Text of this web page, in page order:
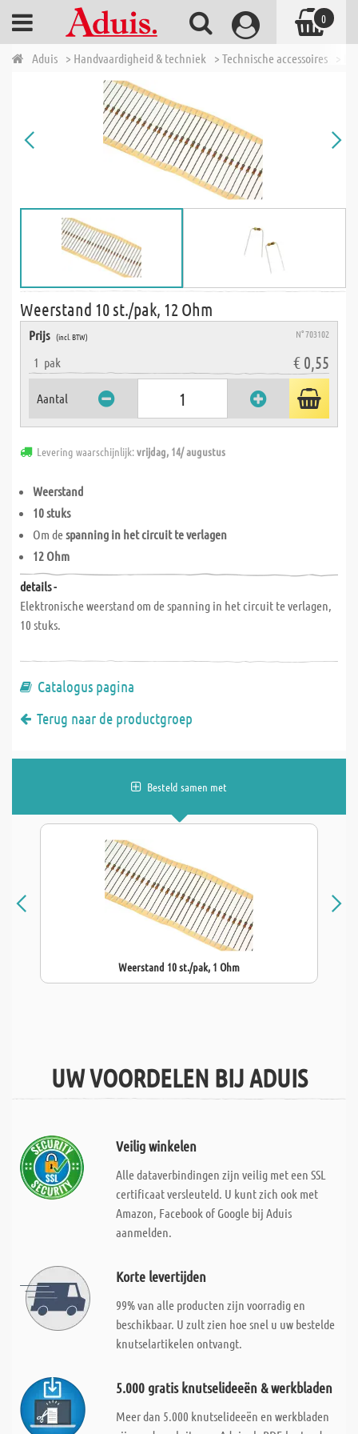
Aduis > Handvaardigheid & techniek > Technische accessoires >
Weerstand 10 st./pak, 12 Ohm
Prijs (incl. BTW) N° 703102
1 pak € 0,55
Aantal
Levering waarschijnlijk:vrijdag, 14/ augustus
Weerstand
10 stuks
Om despanning in het circuit te verlagen
12 Ohm
details -
Elektronische weerstand om de spanning in het circuit te verlagen,
10 stuks.
Catalogus pagina
Terug naar de productgroep
Besteld samen met
Weerstand 10 st./pak, 1 Ohm
UW VOORDELEN BIJ ADUIS
Veilig winkelen
Alle dataverbindingen zijn veilig met een SSL
certificaat versleuteld. U kunt zich ook met
Amazon, Facebook of Google bij Aduis
aanmelden.
Korte levertijden
99% van alle producten zijn voorradig en
beschikbaar. U zult zien hoe snel u uw bestelde
knutselartikelen ontvangt.
5.000 gratis knutselideeën & werkbladen
Meer dan 5.000 knutselideeën en werkbladen
0